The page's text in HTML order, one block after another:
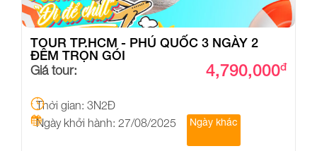
TOUR TP.HCM - PHÚ QUỐC 3 NGÀY 2
ĐÊM TRỌN GÓI
Giá tour: 4,790,000đ
Thời gian: 3N2Đ
Ngày khởi hành: 27/08/2025
Ngày khác